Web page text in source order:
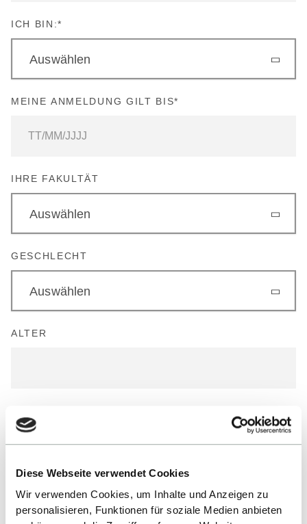
Diese Webseite verwendet Cookies
Wir verwenden Cookies, um Inhalte und Anzeigen zu
personalisieren, Funktionen für soziale Medien anbieten
ICH BIN:*
Auswählen
MEINE ANMELDUNG GILT BIS*
IHRE FAKULTÄT
Auswählen
GESCHLECHT
Auswählen
ALTER
INTERESSEN/HOBBIES, WÜNSCHE ZUM TANDEM,
ETC.)